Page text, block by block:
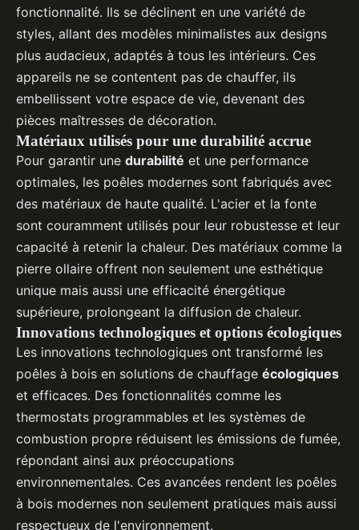
fonctionnalité. Ils se déclinent en une variété de
styles, allant des modèles minimalistes aux designs
plus audacieux, adaptés à tous les intérieurs. Ces
appareils ne se contentent pas de chauffer, ils
embellissent votre espace de vie, devenant des
pièces maîtresses de décoration.
Matériaux utilisés pour une durabilité accrue
Pour garantir une durabilité et une performance
optimales, les poêles modernes sont fabriqués avec
des matériaux de haute qualité. L'acier et la fonte
sont couramment utilisés pour leur robustesse et leur
capacité à retenir la chaleur. Des matériaux comme la
pierre ollaire offrent non seulement une esthétique
unique mais aussi une efficacité énergétique
supérieure, prolongeant la diffusion de chaleur.
Innovations technologiques et options écologiques
Les innovations technologiques ont transformé les
poêles à bois en solutions de chauffage écologiques
et efficaces. Des fonctionnalités comme les
thermostats programmables et les systèmes de
combustion propre réduisent les émissions de fumée,
répondant ainsi aux préoccupations
environnementales. Ces avancées rendent les poêles
à bois modernes non seulement pratiques mais aussi
respectueux de l'environnement.